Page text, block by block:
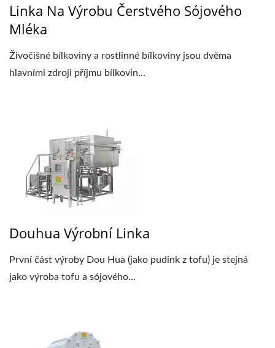
Linka Na Výrobu Čerstvého Sójového
Mléka
Živočišné bílkoviny a rostlinné bílkoviny jsou dvěma
hlavními zdroji příjmu bílkovin...
Douhua Výrobní Linka
První část výroby Dou Hua (jako pudink z tofu) je stejná
jako výroba tofu a sójového...